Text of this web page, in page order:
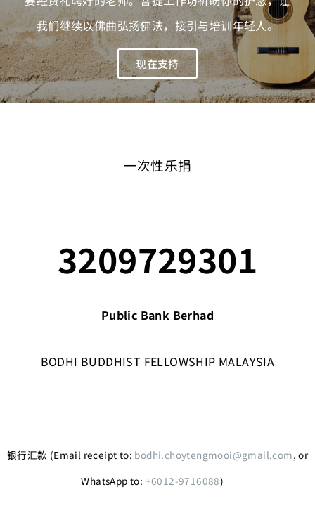
我们继续以佛曲弘扬佛法，接引与培训年轻人。
现在支持
一次性乐捐
3209729301
Public Bank Berhad
BODHI BUDDHIST FELLOWSHIP MALAYSIA
银行汇款 (Email receipt to: bodhi.choytengmooi@gmail.com, or
WhatsApp to: +6012-9716088)